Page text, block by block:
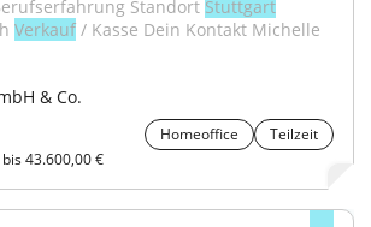
Standort Stuttgart
Verkauf / Kasse Dein Kontakt Michelle
& Co.
Homeoffice
Teilzeit
43.600,00 €